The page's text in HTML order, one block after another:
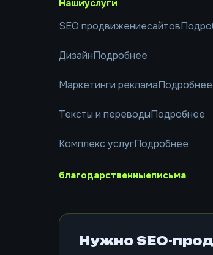
Нашиуслуги
SEO
ДизайнПодробнее
Маркетинги рекламаПодробнее
Тексты и переводыПодробнее
Комплекс услугПодробнее
благодарственныеписьма
Нужно SEO-